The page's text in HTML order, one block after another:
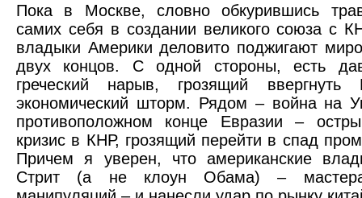
Пока в Москве, словно обкурившись
самих себя в создании великого союза с
владыки Америки деловито поджигают
двух концов. С одной стороны, есть
греческий нарыв, грозящий
экономический шторм. Рядом – война на
противоположном конце Евразии –
кризис в КНР, грозящий перейти в спад
Причем я уверен, что американские
Стрит (а не клоун Обама) –